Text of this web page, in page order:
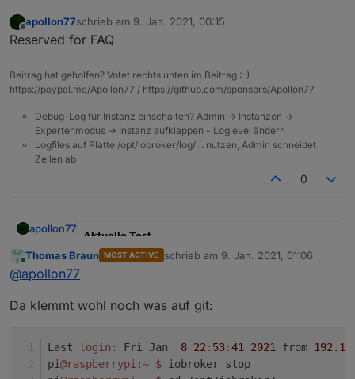
apollon77schrieb am 9. Jan. 2021, 00:15
zuletzt editiert von
Reserved for FAQ
Beitrag hat geholfen? Votet rechts unten im Beitrag :-)
https://paypal.me/Apollon77 / https://github.com/sponsors/Apollon77
Debug-Log für Instanz einschalten? Admin -> Instanzen ->
Expertenmodus -> Instanz aufklappen - Loglevel ändern
Logfiles auf Platte /opt/iobroker/log/… nutzen, Admin schneidet
Zeilen ab
0
apollon77
Aktuelle Test
Version
3.2.x
controller
Online
Thomas Braun MOST ACTIVE schrieb am 9. Jan. 2021, 01:06
zuletzt editiert von
@apollon77
Da klemmt wohl noch was auf git:
Last login: Fri Jan 8 22 : 53:41 2021 from
pi@raspberrypi :~ $
iobroker stop